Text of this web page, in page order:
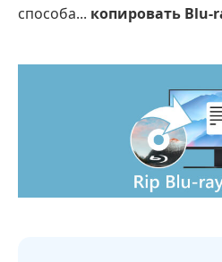
способа... копировать